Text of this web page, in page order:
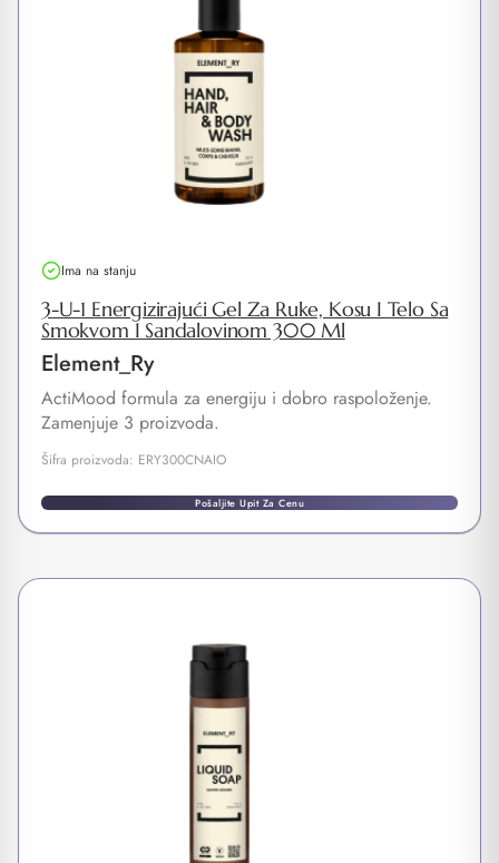
Ima na stanju
3-U-1 Energizirajući Gel Za Ruke, Kosu I Telo Sa
Smokvom I Sandalovinom 300 Ml
Element_Ry
ActiMood formula za energiju i dobro raspoloženje.
Zamenjuje 3 proizvoda.
Šifra proizvoda: ERY300CNAIO
Pošaljite Upit Za Cenu